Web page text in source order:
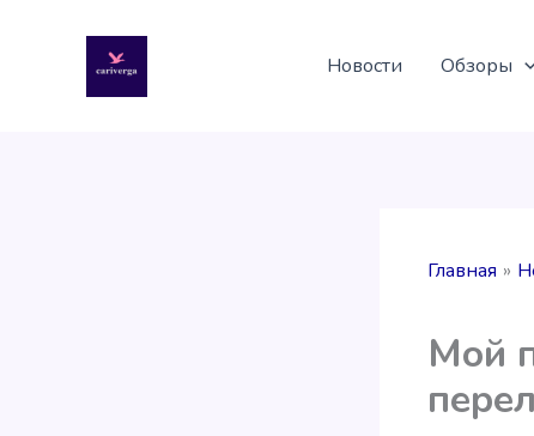
содержимому
Новости Обзоры
Главная
Мой